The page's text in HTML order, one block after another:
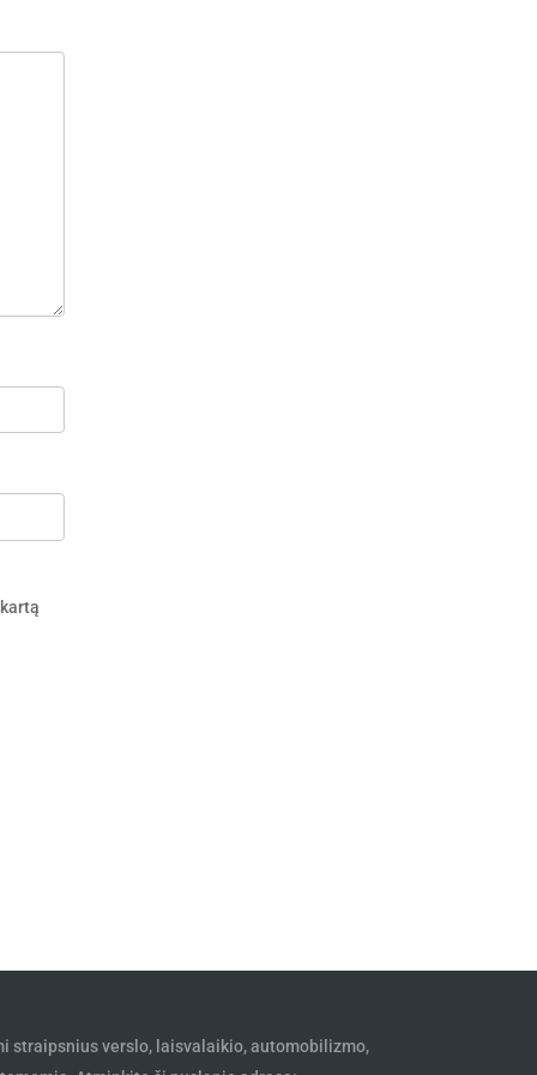
straipsnius verslo, laisvalaikio, automobilizmo,